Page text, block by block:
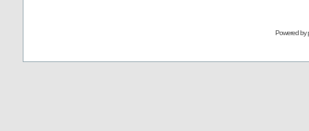
Powered by